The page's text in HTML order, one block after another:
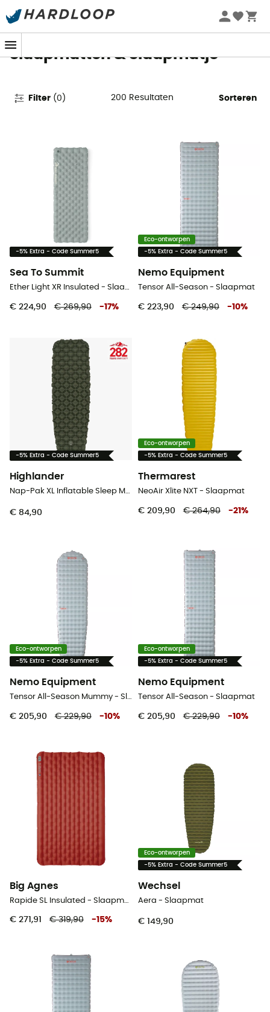
Zomeraanbiedingen 🔥 -5% EXTRA vanaf 2 producten* met
Slaapmatten & Slaapmatje
Filter (0 ) 200 Resultaten Sorteren
-5% Extra - Code Summer5
Sea To Summit
Ether Light XR Insulated - Slaapmat
€ 224,90 € 269,90 -17%
Eco-ontworpen
-5% Extra - Code Summer5
Nemo Equipment
Tensor All-Season - Slaapmat
€ 223,90 € 249,90 -10%
-5% Extra - Code Summer5
Highlander
Nap-Pak XL Inflatable Sleep Mat - Slaapmat
€ 84,90
Eco-ontworpen
-5% Extra - Code Summer5
Thermarest
NeoAir Xlite NXT - Slaapmat
€ 209,90 € 264,90 -21 %
Eco-ontworpen
-5% Extra - Code Summer5
Nemo Equipment
Tensor All-Season Mummy - Slaapmat
€ 205,90 € 229,90 -10%
Eco-ontworpen
-5% Extra - Code Summer5
Nemo Equipment
Tensor All-Season - Slaapmat
€ 205,90 € 229,90 -10%
Big Agnes
Rapide SL Insulated - Slaapmat
€ 271,91 € 319,90 -15%
Eco-ontworpen
-5% Extra - Code Summer5
Wechsel
Aera - Slaapmat
€ 149,90